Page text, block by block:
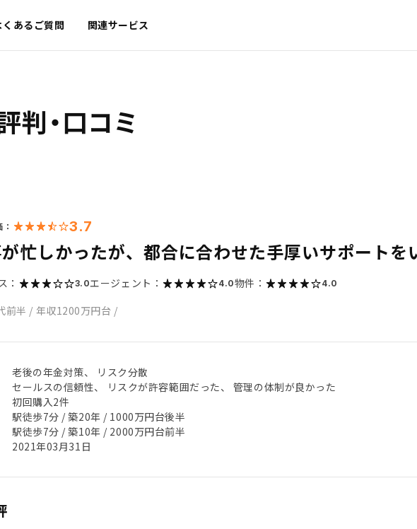
くあるご質問 関連サービス
判・口コミ
3.7
忙しかったが、都合に合わせた手厚いサポートを
： 3.0エージェント： 4.0物件： 4.0
前半 / 年収1200万円台 /
老後の年金対策、 リスク分散
セールスの信頼性、 リスクが許容範囲だった、 管理の体制が良かった
初回購入2件
駅徒歩7分 / 築20年 / 1000万円台後半
駅徒歩7分 / 築10年 / 2000万円台前半
2021年03月31日